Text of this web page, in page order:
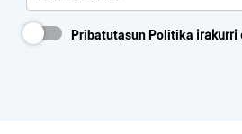
Pribatutasun Politika irakurri